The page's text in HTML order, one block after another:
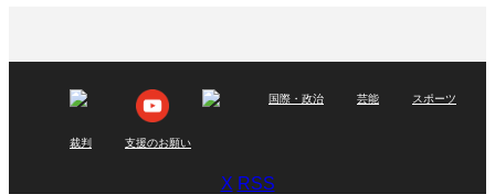
国際・政治 芸能 スポーツ
裁判 支援のお願い
X RSS